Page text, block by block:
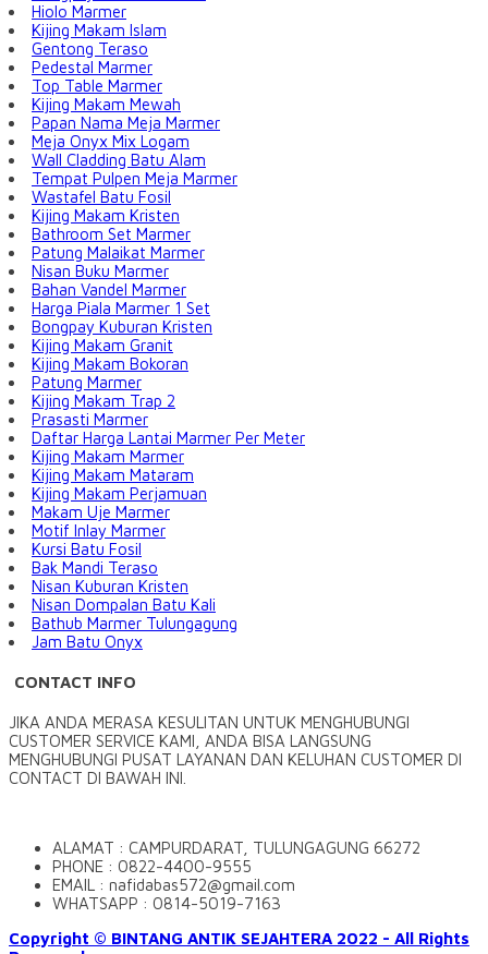
Hiolo Marmer
Kijing Makam Islam
Gentong Teraso
Pedestal Marmer
Top Table Marmer
Kijing Makam Mewah
Papan Nama Meja Marmer
Meja Onyx Mix Logam
Wall Cladding Batu Alam
Tempat Pulpen Meja Marmer
Wastafel Batu Fosil
Kijing Makam Kristen
Bathroom Set Marmer
Patung Malaikat Marmer
Nisan Buku Marmer
Bahan Vandel Marmer
Harga Piala Marmer 1 Set
Bongpay Kuburan Kristen
Kijing Makam Granit
Kijing Makam Bokoran
Patung Marmer
Kijing Makam Trap 2
Prasasti Marmer
Daftar Harga Lantai Marmer Per Meter
Kijing Makam Marmer
Kijing Makam Mataram
Kijing Makam Perjamuan
Makam Uje Marmer
Motif Inlay Marmer
Kursi Batu Fosil
Bak Mandi Teraso
Nisan Kuburan Kristen
Nisan Dompalan Batu Kali
Bathub Marmer Tulungagung
Jam Batu Onyx
CONTACT INFO
JIKA ANDA MERASA KESULITAN UNTUK MENGHUBUNGI
CUSTOMER SERVICE KAMI, ANDA BISA LANGSUNG
MENGHUBUNGI PUSAT LAYANAN DAN KELUHAN CUSTOMER DI
CONTACT DI BAWAH INI.
ALAMAT : CAMPURDARAT, TULUNGAGUNG 66272
PHONE : 0822-4400-9555
EMAIL : nafidabas572@gmail.com
WHATSAPP : 0814-5019-7163
Copyright © BINTANG ANTIK SEJAHTERA 2022 - All Rights